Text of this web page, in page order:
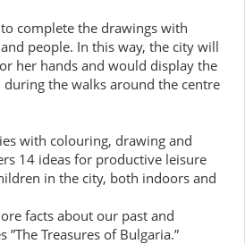
complete the drawings with
people. In this way, the city will
her hands and would display the
the walks around the centre
with colouring, drawing and
14 ideas for productive leisure
in the city, both indoors and
facts about our past and
Treasures of Bulgaria.”